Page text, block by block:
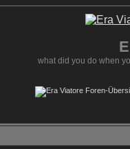
what did you do when